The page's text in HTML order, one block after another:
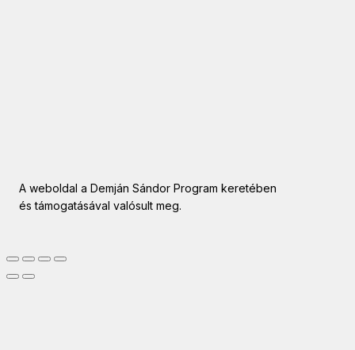
A weboldal a Demján Sándor Program keretében
és támogatásával valósult meg.